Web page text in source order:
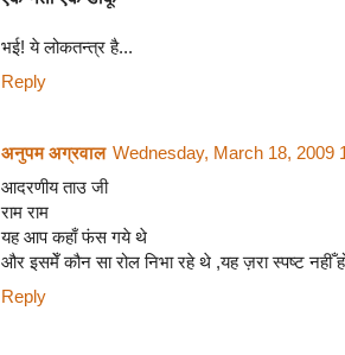
भई! ये लोकतन्त्र है...
Reply
अनुपम अग्रवाल Wednesday, March 18, 2009
आदरणीय ताउ जी
राम राम
यह आप कहाँ फंस गये थे
और इसमेँ कौन सा रोल निभा रहे थे ,यह ज़रा स्पष्ट नहीँ हो
Reply